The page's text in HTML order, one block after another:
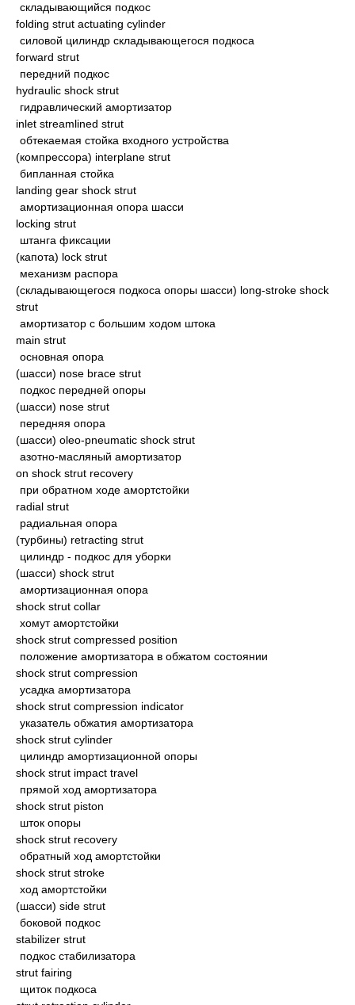
складывающийся подкос
folding strut actuating cylinder
силовой цилиндр складывающегося подкоса
forward strut
передний подкос
hydraulic shock strut
гидравлический амортизатор
inlet streamlined strut
обтекаемая стойка входного устройства
(компрессора) interplane strut
бипланная стойка
landing gear shock strut
амортизационная опора шасси
locking strut
штанга фиксации
(капота) lock strut
механизм распора
(складывающегося подкоса опоры шасси) long-stroke shock
strut
амортизатор с большим ходом штока
main strut
основная опора
(шасси) nose brace strut
подкос передней опоры
(шасси) nose strut
передняя опора
(шасси) oleo-pneumatic shock strut
азотно-масляный амортизатор
on shock strut recovery
при обратном ходе амортстойки
radial strut
радиальная опора
(турбины) retracting strut
цилиндр - подкос для уборки
(шасси) shock strut
амортизационная опора
shock strut collar
хомут амортстойки
shock strut compressed position
положение амортизатора в обжатом состоянии
shock strut compression
усадка амортизатора
shock strut compression indicator
указатель обжатия амортизатора
shock strut cylinder
цилиндр амортизационной опоры
shock strut impact travel
прямой ход амортизатора
shock strut piston
шток опоры
shock strut recovery
обратный ход амортстойки
shock strut stroke
ход амортстойки
(шасси) side strut
боковой подкос
stabilizer strut
подкос стабилизатора
strut fairing
щиток подкоса